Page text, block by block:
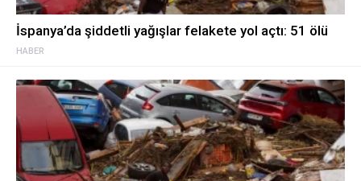
HABER
İspanya’da şiddetli yağışlar felakete yol açtı: 51 ölü